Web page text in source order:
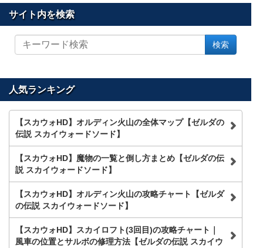
サイト内を検索
イ
を
索
検索
人気ランキング
【スカウォHD】オルディン火山の全体マップ【ゼルダの
伝説 スカイウォードソード】
【スカウォHD】魔物の一覧と倒し方まとめ【ゼルダの伝
説 スカイウォードソード】
【スカウォHD】オルディン火山の攻略チャート【ゼルダ
の伝説 スカイウォードソード】
【スカウォHD】スカイロフト(3回目)の攻略チャート｜
風車の位置とサルボの修理方法【ゼルダの伝説 スカイウ